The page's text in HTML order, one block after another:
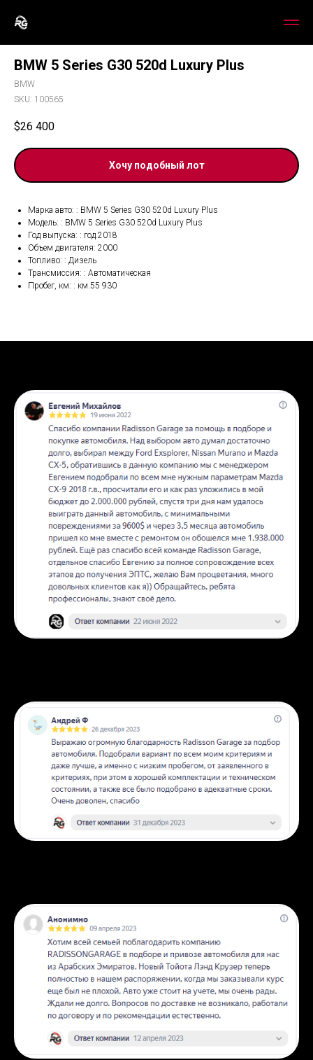
BMW 5 Series G30 520d Luxury Plus
BMW
SKU: 100565
$26 400
Хочу подобный лот
Марка авто: : BMW 5 Series G30 520d Luxury Plus
Модель: : BMW 5 Series G30 520d Luxury Plus
Год выпуска: : год.2018
Объем двигателя: 2000
Топливо: : Дизель
Трансмиссия: : Автоматическая
Пробег, км: : км.55 930